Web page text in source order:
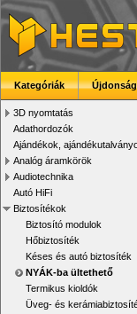
Kategóriák
3D nyomtatás
Adathordozók
Ajándékok,
Analóg áramkörök
Audiotechnika
Autó HiFi
Biztosítékok
Biztosító modulok
Hőbiztosíték
Késes és autó biztosíték
NYÁK-ba ültethető
Termikus kioldók
Üveg- és